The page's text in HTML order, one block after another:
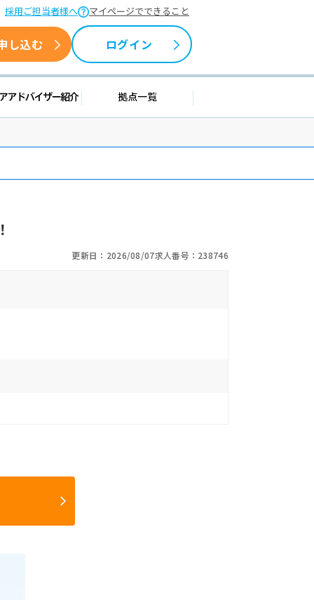
採用ご担当者様へ マイページでできること
し込む ログイン
報 キャリアアドバイザー紹介 拠点一覧
更新日：2026/08/07求人番号：238746